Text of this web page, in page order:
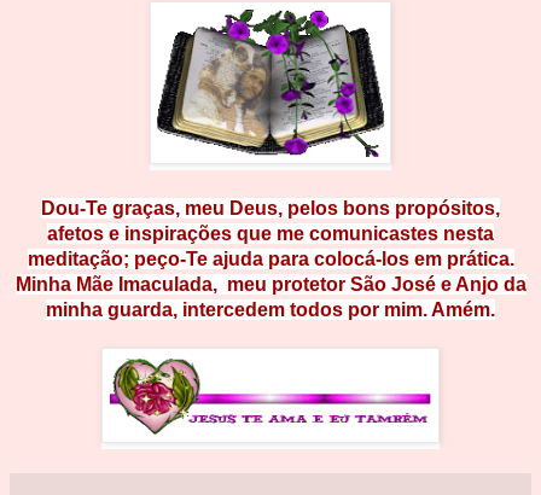
Dou-Te graças, meu Deus, pelos bons propósitos,
afetos e inspirações que me comunicastes nesta
meditação; peço-Te ajuda para colocá-los em prática.
Minha Mãe Imaculada, meu protetor São José e Anjo da
minha guarda, intercedem todos por mim. Amém.